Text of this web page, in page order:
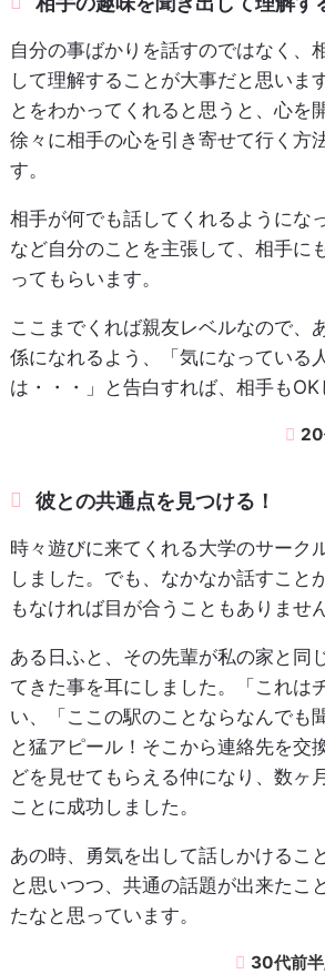
自分の事ばかりを話すのではなく、
して理解することが大事だと思いま
とをわかってくれると思うと、心を
徐々に相手の心を引き寄せて行く方
す。
相手が何でも話してくれるようにな
など自分のことを主張して、相手に
ってもらいます。
ここまでくれば親友レベルなので、
係になれるよう、「気になっている
は・・・」と告白すれば、相手もOK
20
彼との共通点を見つける！
時々遊びに来てくれる大学のサーク
しました。でも、なかなか話すこと
もなければ目が合うこともありませ
ある日ふと、その先輩が私の家と同
てきた事を耳にしました。「これは
い、「ここの駅のことならなんでも
と猛アピール！そこから連絡先を交
どを見せてもらえる仲になり、数ヶ
ことに成功しました。
あの時、勇気を出して話しかけるこ
と思いつつ、共通の話題が出来たこ
たなと思っています。
30代前